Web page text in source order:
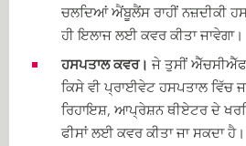
ਚਲਦਿਆਂ ਐਂਬੂਲੈਂਸ ਰਾਹੀਂ ਨਜ਼ਦੀਕੀ
ਹੀ ਇਲਾਜ ਲਈ ਕਵਰ ਕੀਤਾ ਜਾਵੇਗਾ।
ਹਸਪਤਾਲ ਕਵਰ। ਜੇ ਤੁਸੀਂ ਐੱਚਸੀਐੱਫ
ਕਿਸੇ ਵੀ ਪ੍ਰਾਈਵੇਟ ਹਸਪਤਾਲ ਵਿੱਚ
ਰਿਹਾਇਸ਼, ਆਪ੍ਰੇਸ਼ਨ ਥੀਏਟਰ ਦੇ
ਫੀਸਾਂ ਲਈ ਕਵਰ ਕੀਤਾ ਜਾ ਸਕਦਾ ਹੈ।